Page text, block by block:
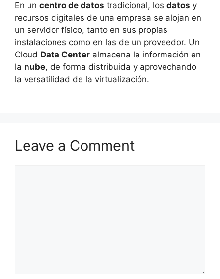
En un centro de datos tradicional, los datos y
recursos digitales de una empresa se alojan en
un servidor físico, tanto en sus propias
instalaciones como en las de un proveedor. Un
Cloud Data Center almacena la información en
la nube, de forma distribuida y aprovechando
la versatilidad de la virtualización.
Leave a Comment